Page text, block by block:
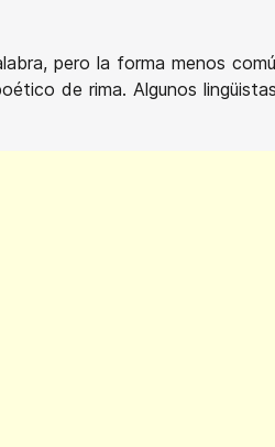
pero la forma menos
de rima. Algunos